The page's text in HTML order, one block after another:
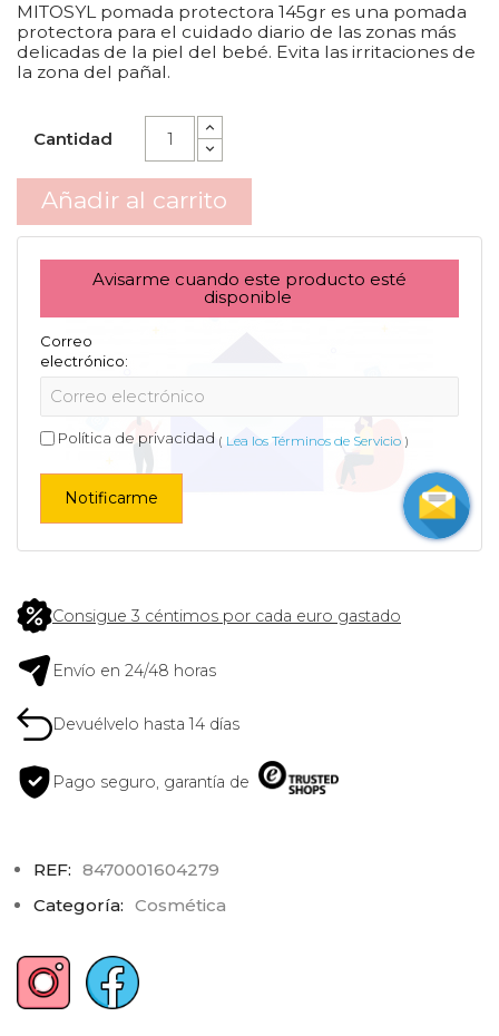
MITOSYL pomada protectora 145gr es una pomada
protectora para el cuidado diario de las zonas más
delicadas de la piel del bebé. Evita las irritaciones de
la zona del pañal.
Cantidad
Añadir al carrito
Avisarme cuando este producto esté
disponible
Correo
electrónico:
Política de privacidad ( Lea los Términos de Servicio )
Notificarme
Consigue 3 céntimos por cada euro gastado
Envío en 24/48 horas
Devuélvelo hasta 14 días
Pago seguro, garantía de
REF: 8470001604279
Categoría: Cosmética